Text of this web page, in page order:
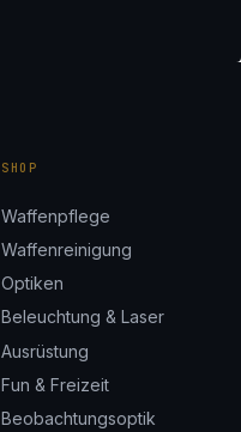
SHOP
Waffenpflege
Waffenreinigung
Optiken
Beleuchtung & Laser
Ausrüstung
Fun & Freizeit
Beobachtungsoptik